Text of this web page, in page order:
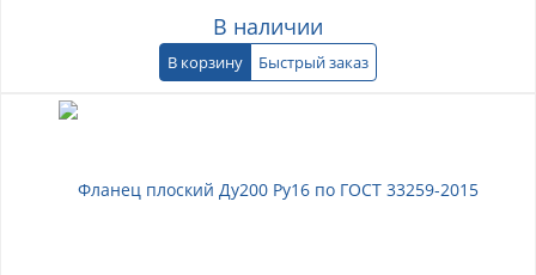
В наличии
В корзину Быстрый заказ